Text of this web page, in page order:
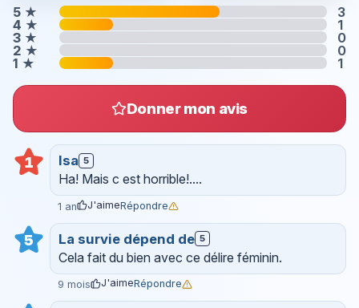
5 ★
3
4 ★
1
3 ★
0
2 ★
0
1 ★ 1
Donner mon avis
1 Isa 5
Ha! Mais c est horrible!....
1 an J'aimeRépondre
5 La survie dépend de 5
Cela fait du bien avec ce délire féminin.
9 mois J'aimeRépondre